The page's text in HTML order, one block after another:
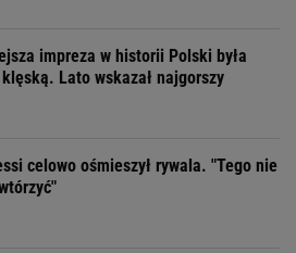
impreza w historii Polski była
Lato wskazał najgorszy
celowo ośmieszył rywala. "Tego nie